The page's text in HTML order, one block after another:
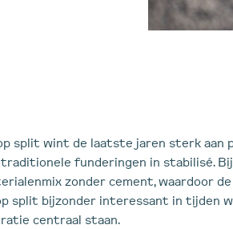
split wint de laatste jaren sterk aan
funderingen in stabilisé.
zonder cement, waardoor
split bijzonder interessant in tijden
centraal staan.